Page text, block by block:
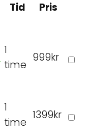
Tid Pris
1
time
999kr
1
time
1399kr